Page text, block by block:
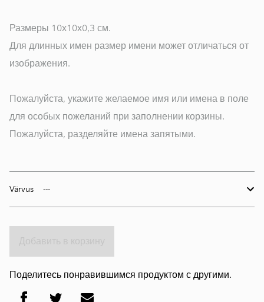
Размеры 10х10х0,3 см.
Для длинных имен размер имени может отличаться от
изображения.
Пожалуйста, укажите желаемое имя или имена в поле
для особых пожеланий при заполнении корзины.
Пожалуйста, разделяйте имена запятыми.
Värvus
Поделитесь понравившимся продуктом с другими.